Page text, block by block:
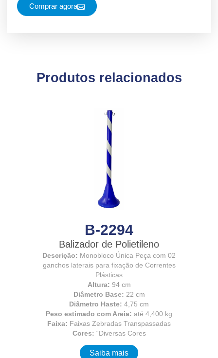
Comprar agora
Produtos relacionados
B-2294
Balizador de Polietileno
Descrição: Monobloco Única Peça com 02
ganchos laterais para fixação de Correntes
Plásticas
Altura: 94 cm
Diâmetro Base: 22 cm
Diâmetro Haste: 4,75 cm
Peso estimado com Areia: até 4,400 kg
Faixa: Faixas Zebradas Transpassadas
Cores: “Diversas Cores
Saiba mais